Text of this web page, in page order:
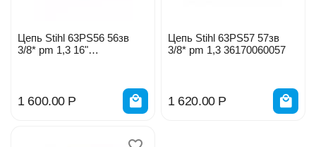
Цепь Stihl 63РS56 56зв
3/8* pm 1,3 16"
1 600.00 Р
Цепь Stihl 63РS57 57зв
3/8* pm 1,3 36170060057
1 620.00 Р